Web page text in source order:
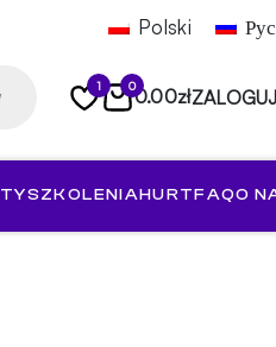
Polski
1 00.00zł
SZKOLENIAHURTFAQO